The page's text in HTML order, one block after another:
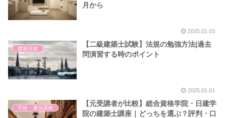
月から
2025.01.03
建築法規
【二級建築士試験】法規の勉強方法|過去
問演習する時のポイント
2025.01.01
学校・通信講座
【元受講者が比較】総合資格学院・日建学
院の建築士講座｜どっちを選ぶ？評判・口